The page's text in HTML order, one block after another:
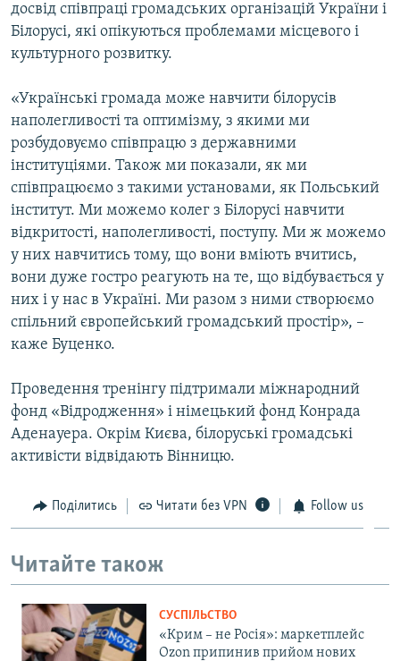
досвід співпраці громадських організацій України і
Білорусі, які опікуються проблемами місцевого і
культурного розвитку.
«Українські громада може навчити білорусів
наполегливості та оптимізму, з якими ми
розбудовуємо співпрацю з державними
інституціями. Також ми показали, як ми
співпрацюємо з такими установами, як Польський
інститут. Ми можемо колег з Білорусі навчити
відкритості, наполегливості, поступу. Ми ж можемо
у них навчитись тому, що вони вміють вчитись,
вони дуже гостро реагують на те, що відбувається у
них і у нас в Україні. Ми разом з ними створюємо
спільний європейський громадський простір», –
каже Буценко.
Проведення тренінгу підтримали міжнародний
фонд «Відродження» і німецький фонд Конрада
Аденауера. Окрім Києва, білоруські громадські
активісти відвідають Вінницю.
Поділитись Читати без VPN Follow us
Читайте також
СУСПІЛЬСТВО
«Крим – не Росія»: маркетплейс
Ozon припинив прийом нових